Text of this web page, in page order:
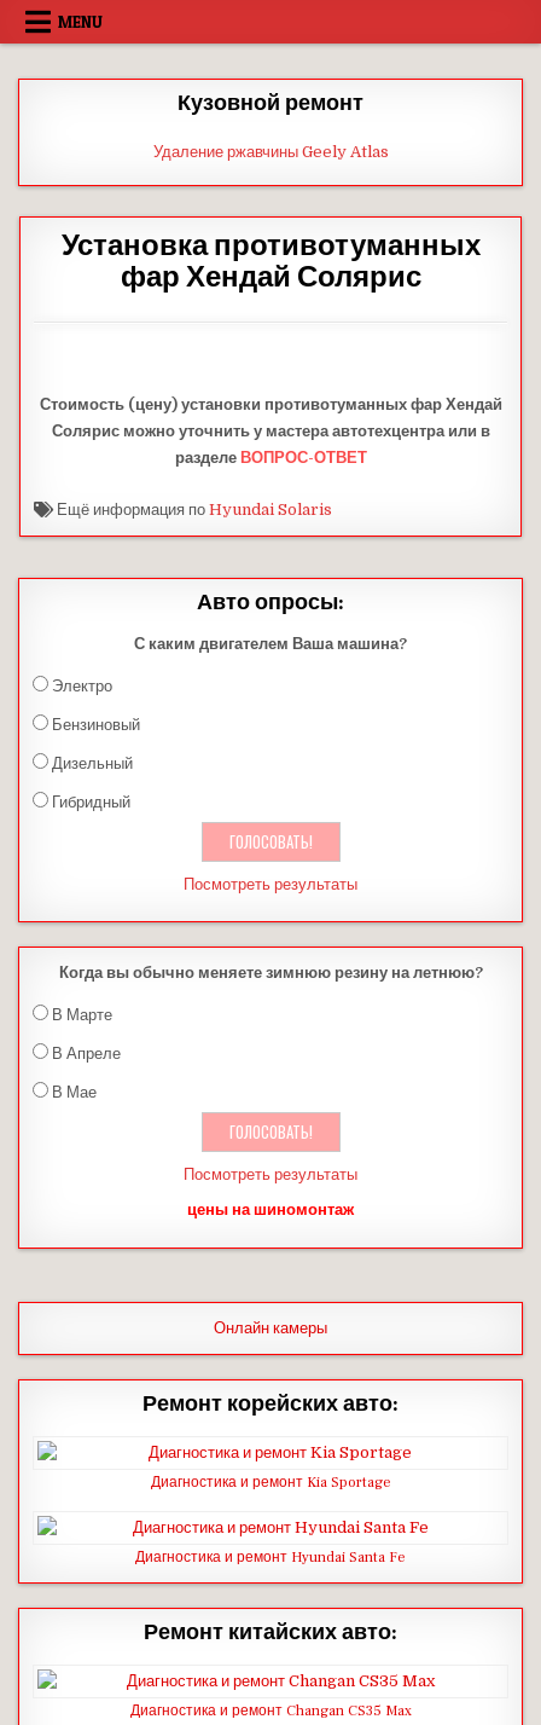
Skip
MENU
Кузовной ремонт
Удаление ржавчины Geely Atlas
Установка противотуманных
фар Хендай Солярис
Стоимость (цену) установки противотуманных фар Хендай
Солярис можно уточнить у мастера автотехцентра или в
разделе ВОПРОС-ОТВЕТ
Ещё информация поHyundai Solaris
Авто опросы:
С каким двигателем Ваша машина?
Электро
Бензиновый
Дизельный
Гибридный
Посмотреть результаты
Когда вы обычно меняете зимнюю резину на летнюю?
В Марте
В Апреле
В Мае
Посмотреть результаты
цены на шиномонтаж
Онлайн камеры
Ремонт корейских авто:
Диагностика и ремонт Kia Sportage
Диагностика и ремонт Hyundai Santa Fe
Ремонт китайских авто:
Диагностика и ремонт Changan CS35 Max